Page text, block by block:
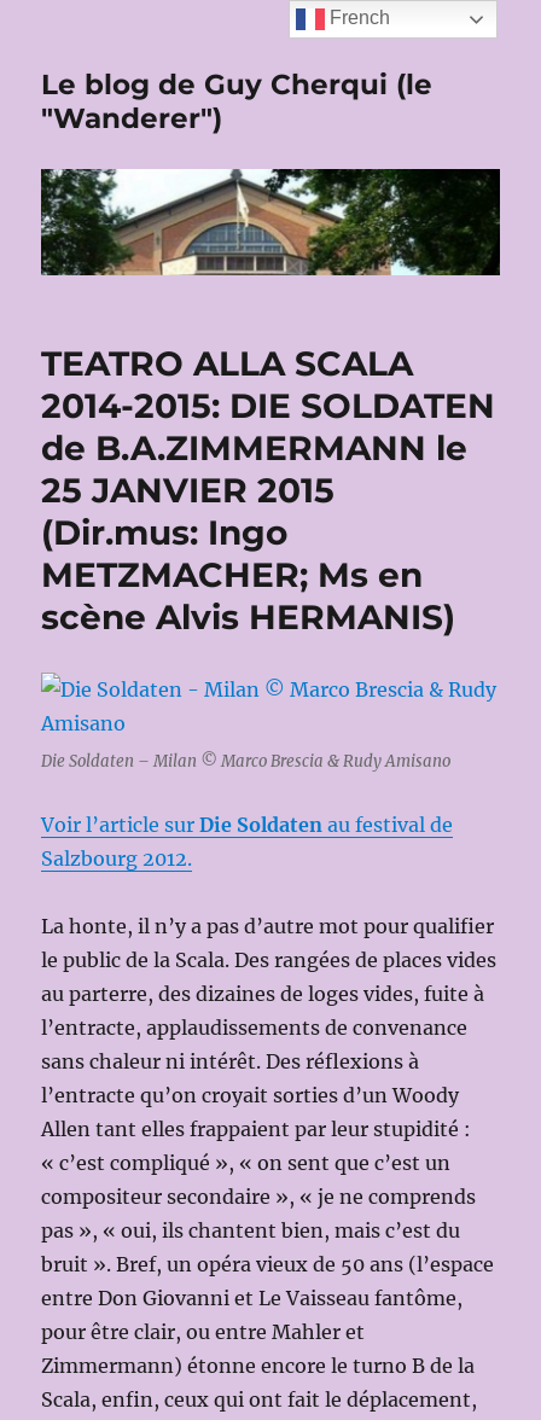
Le blog de Guy Cherqui (le
"Wanderer")
TEATRO ALLA SCALA
2014-2015: DIE SOLDATEN
de B.A.ZIMMERMANN le
25 JANVIER 2015
(Dir.mus: Ingo
METZMACHER; Ms en
scène Alvis HERMANIS)
Die Soldaten – Milan © Marco Brescia & Rudy Amisano
Voir l’article surDie Soldaten au festival de
Salzbourg 2012.
La honte, il n’y a pas d’autre mot pour qualifier
le public de la Scala. Des rangées de places vides
au parterre, des dizaines de loges vides, fuite à
l’entracte, applaudissements de convenance
sans chaleur ni intérêt. Des réflexions à
l’entracte qu’on croyait sorties d’un Woody
Allen tant elles frappaient par leur stupidité :
« c’est compliqué », « on sent que c’est un
compositeur secondaire », « je ne comprends
pas », « oui, ils chantent bien, mais c’est du
bruit ». Bref, un opéra vieux de 50 ans (l’espace
entre Don Giovanni et Le Vaisseau fantôme,
pour être clair, ou entre Mahler et
Zimmermann) étonne encore le turno B de la
Scala, enfin, ceux qui ont fait le déplacement,
French